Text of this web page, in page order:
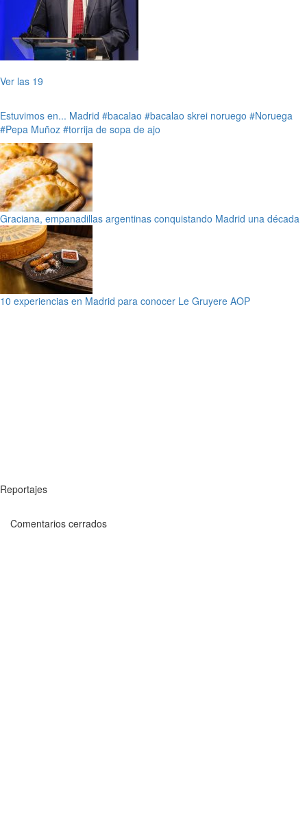
Ver las 19
Estuvimos en... Madrid #bacalao #bacalao skrei noruego #Noruega
#Pepa Muñoz #torrija de sopa de ajo
Graciana, empanadillas argentinas conquistando Madrid una década
10 experiencias en Madrid para conocer Le Gruyere AOP
Reportajes
Comentarios cerrados